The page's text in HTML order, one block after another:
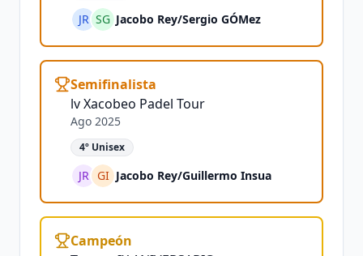
JR SG Jacobo Rey/Sergio GÓMez
Semifinalista
lv Xacobeo Padel Tour
Ago 2025
4º Unisex
JR GI Jacobo Rey/Guillermo Insua
Campeón